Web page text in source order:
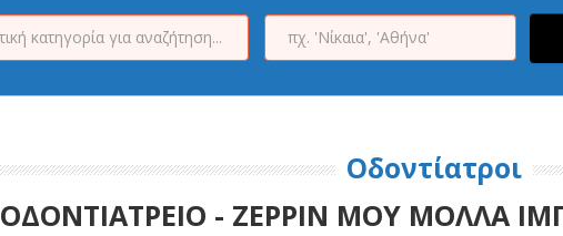
Οδοντίατροι
ΟΔΟΝΤΙΑΤΡΕΙΟ - ΖΕΡΡΙΝ ΜΟΥ ΜΟΛΛΑ